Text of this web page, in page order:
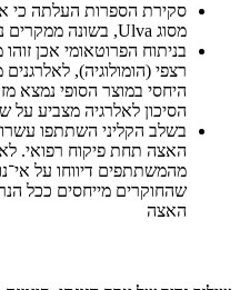
סקירת הספרות העלתה כי
מסוג Ulva, בשונה ממקרים נדירים שתועדו באצות אדומות
בניתוח הפרוטאומי אכן
רצפי (הומולוגיה),
היחסי במוצר הסופי נמצא
הסיכון לאלרגיה מצביע על
בשלב הקליני השתתפו
האצה תחת פיקוח רפואי.
מהמשתתפים דיווחו על
שהחוקרים מייחסים ככל
האצה